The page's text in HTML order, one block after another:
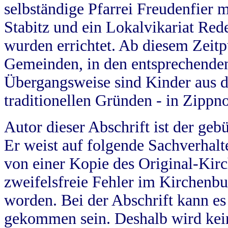
selbständige Pfarrei Freudenfier
Stabitz und ein Lokalvikariat
wurden errichtet. Ab diesem
Gemeinden, in den
Übergangsweise sind Kinder aus
traditionellen Gründen - in
Autor dieser Abschrift ist der
Er weist auf folgende
von einer Kopie des Original-
zweifelsfreie Fehler im
worden. Bei der Abschrift kann
gekommen sein. Deshalb wird